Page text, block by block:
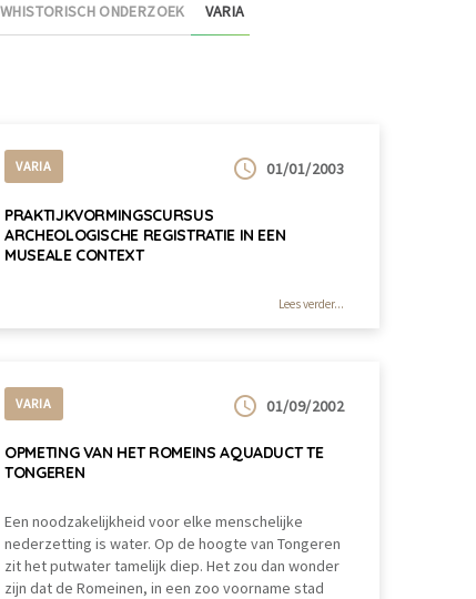
ONDERZOEK VARIA
01/01/2003
VARIA
PRAKTIJKVORMINGSCURSUS
ARCHEOLOGISCHE REGISTRATIE IN EEN
MUSEALE CONTEXT
Lees verder...
01/09/2002
VARIA
OPMETING VAN HET ROMEINS AQUADUCT TE
TONGEREN
Een noodzakelijkheid voor elke menschelijke
nederzetting is water. Op de hoogte van Tongeren
zit het putwater tamelijk diep. Het zou dan wonder
zijn dat de Romeinen, in een zoo voorname stad